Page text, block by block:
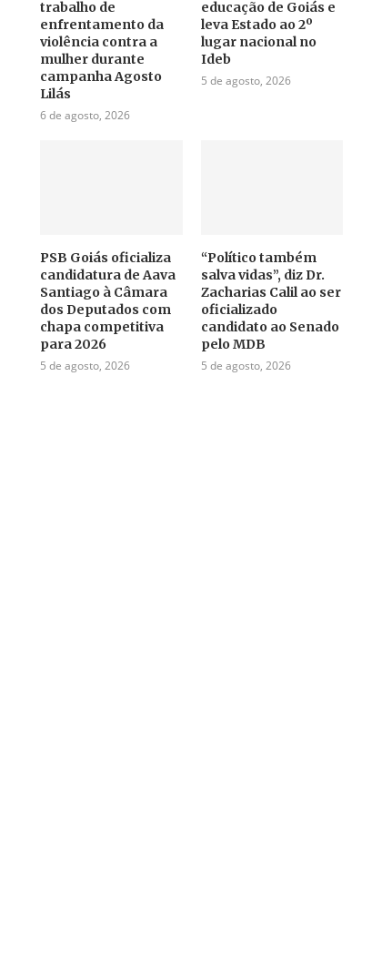
trabalho de
enfrentamento da
violência contra a
mulher durante
campanha Agosto
Lilás
6 de agosto, 2026
educação de Goiás e
leva Estado ao 2º
lugar nacional no
Ideb
5 de agosto, 2026
PSB Goiás oficializa
candidatura de Aava
Santiago à Câmara
dos Deputados com
chapa competitiva
para 2026
5 de agosto, 2026
“Político também
salva vidas”, diz Dr.
Zacharias Calil ao ser
oficializado
candidato ao Senado
pelo MDB
5 de agosto, 2026